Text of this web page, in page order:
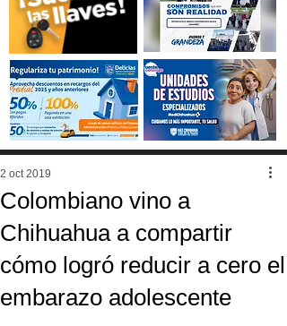
Colombiano vino a
Chihuahua a compartir
cómo logró reducir a cero el
embarazo adolescente
2 oct 2019